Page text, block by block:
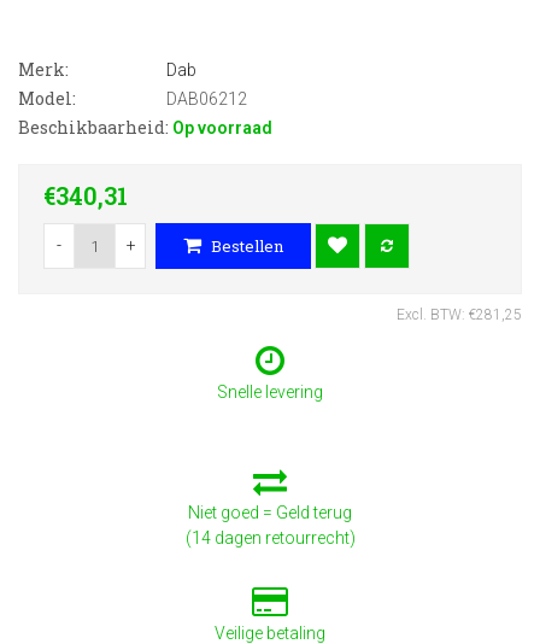
Merk: Dab
Model: DAB06212
Beschikbaarheid: Op voorraad
€340,31
- + Bestellen
Excl. BTW: €281,25
Snelle levering
Niet goed = Geld terug
(14 dagen retourrecht)
Veilige betaling